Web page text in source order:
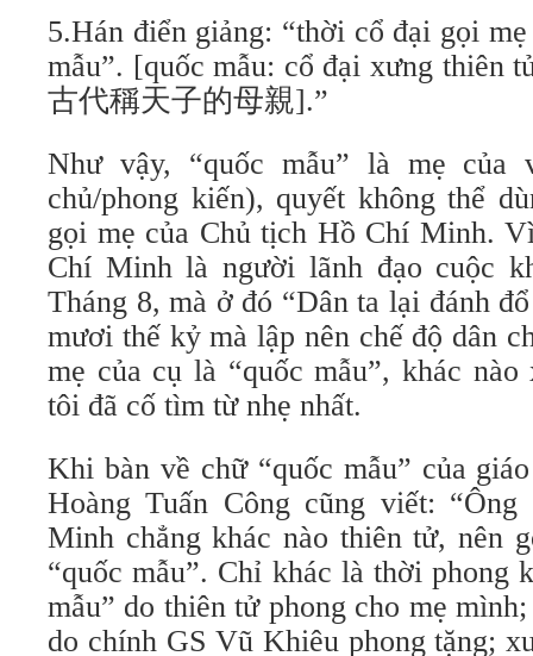
5.Hán điển giảng: “thời cổ đại gọi
mẫu”. [quốc mẫu: cổ đại xưng thiên
古代稱天子的母親].”
Như vậy, “quốc mẫu” là mẹ của
chủ/phong kiến), quyết không thể
gọi mẹ của Chủ tịch Hồ Chí Minh.
Chí Minh là người lãnh đạo cuộc
Tháng 8, mà ở đó “Dân ta lại đánh
mươi thế kỷ mà lập nên chế độ dân
mẹ của cụ là “quốc mẫu”, khác
tôi đã cố tìm từ nhẹ nhất.
Khi bàn về chữ “quốc mẫu” của
Hoàng Tuấn Công cũng viết:
Minh chẳng khác nào thiên tử, nên
“quốc mẫu”. Chỉ khác là thời phong
mẫu” do thiên tử phong cho mẹ
do chính GS Vũ Khiêu phong tặng;